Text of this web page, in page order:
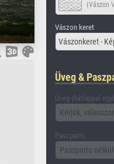
(Vászon
Vászon keret
Vászonkeret -
Üveg &
Üveg (hátlappal
Kérjük,
Paszpartu
Paszpartu nélkül